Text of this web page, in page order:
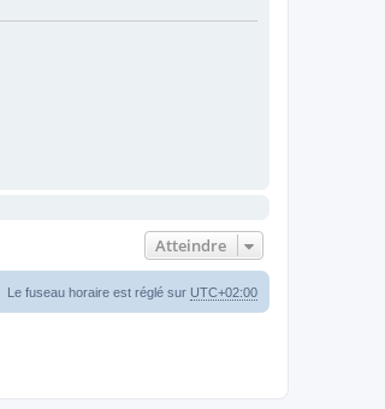
Atteindre
Le fuseau horaire est réglé sur UTC+02:00